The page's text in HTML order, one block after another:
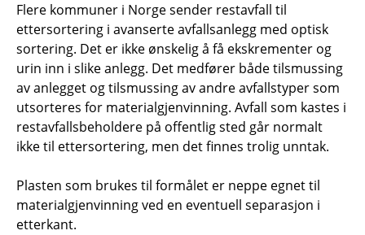
Flere kommuner i Norge sender restavfall til
ettersortering i avanserte avfallsanlegg med optisk
sortering. Det er ikke ønskelig å få ekskrementer og
urin inn i slike anlegg. Det medfører både tilsmussing
av anlegget og tilsmussing av andre avfallstyper som
utsorteres for materialgjenvinning. Avfall som kastes i
restavfallsbeholdere på offentlig sted går normalt
ikke til ettersortering, men det finnes trolig unntak.
Plasten som brukes til formålet er neppe egnet til
materialgjenvinning ved en eventuell separasjon i
etterkant.